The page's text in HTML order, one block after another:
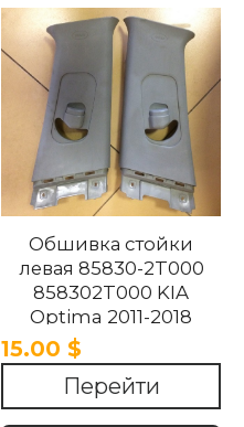
Обшивка стойки
левая 85830-2T000
858302T000 KIA
Optima 2011-2018
15.00 $
Перейти